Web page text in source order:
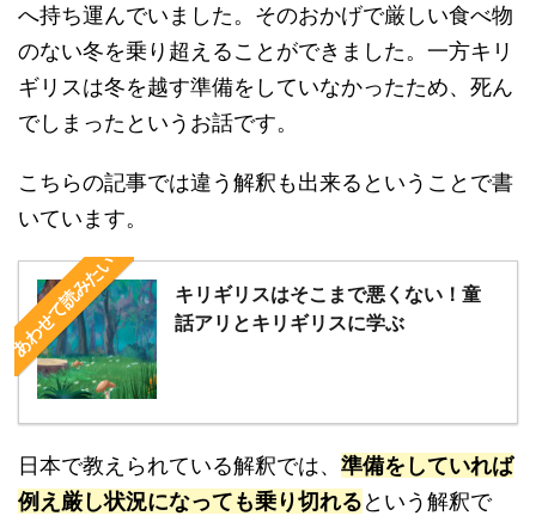
へ持ち運んでいました。そのおかげで厳しい食べ物
のない冬を乗り超えることができました。一方キリ
ギリスは冬を越す準備をしていなかったため、死ん
でしまったというお話です。
こちらの記事では違う解釈も出来るということで書
いています。
あわせて読みたい
キリギリスはそこまで悪くない！童
話アリとキリギリスに学ぶ
日本で教えられている解釈では、 準備をしていれば
例え厳し状況になっても乗り切れるという解釈で